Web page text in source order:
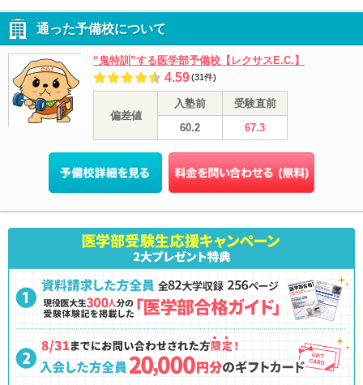
通った予備校について
“鬼特訓”する医学部予備校【レクサスE.C.】
4.59(31件)
偏差値
入塾前
受験直前
60.2
67.3